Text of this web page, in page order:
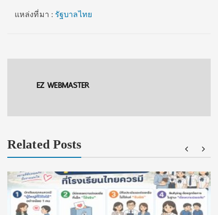
แหล่งที่มา : รัฐบาลไทย
EZ WEBMASTER
Related Posts